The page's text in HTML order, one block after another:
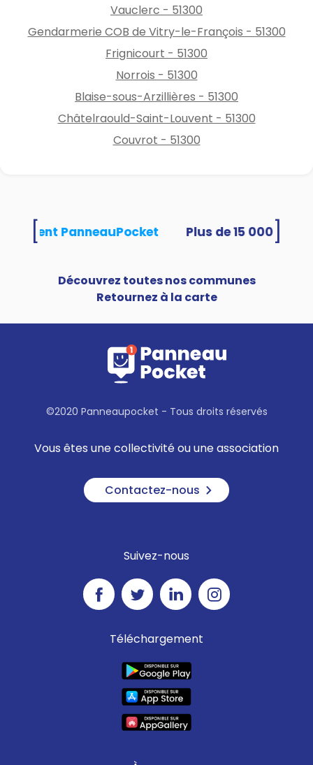
Vauclerc - 51300
Gendarmerie COB de Vitry-le-François - 51300
Frignicourt - 51300
Norrois - 51300
Blaise-sous-Arzillières - 51300
Châtelraould-Saint-Louvent - 51300
Couvrot - 51300
PanneauPocket
Découvrez toutes nos communes
Retournez à la carte
©2020 Panneaupocket - Tous droits réservés
Vous êtes une collectivité ou une association
Contactez-nous
Suivez-nous
Téléchargement